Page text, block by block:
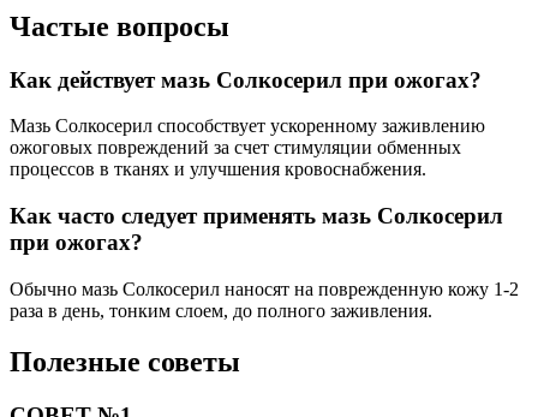
Частые вопросы
Как действует мазь Солкосерил при ожогах?
Мазь Солкосерил способствует ускоренному заживлению
ожоговых повреждений за счет стимуляции обменных
процессов в тканях и улучшения кровоснабжения.
Как часто следует применять мазь Солкосерил
при ожогах?
Обычно мазь Солкосерил наносят на поврежденную кожу 1-2
раза в день, тонким слоем, до полного заживления.
Полезные советы